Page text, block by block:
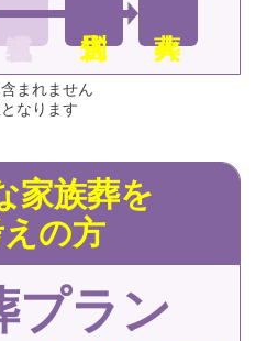
まれません
なります
家族葬を
の方
プラン